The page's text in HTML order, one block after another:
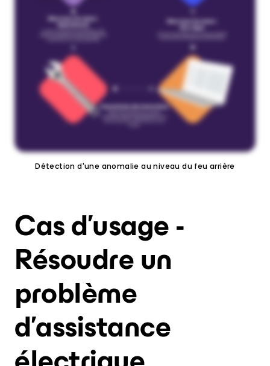
Détection d'une anomalie au niveau du feu arrière
Cas d’usage -
Résoudre un
problème
d’assistance